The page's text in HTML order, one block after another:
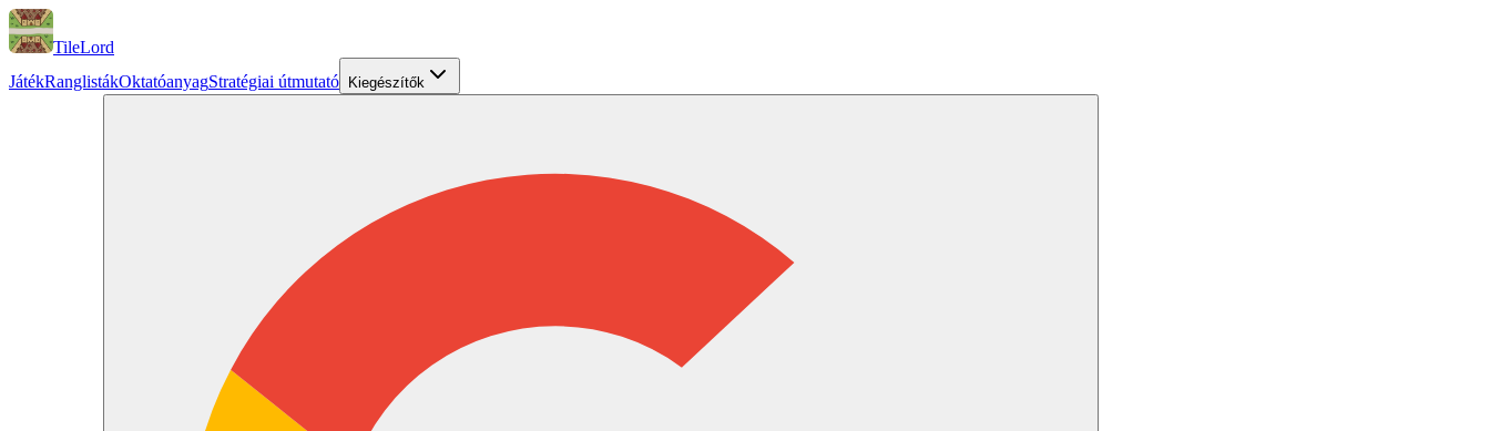
TileLord
JátékRanglistákOktatóanyagStratégiai útmutató Kiegészítők